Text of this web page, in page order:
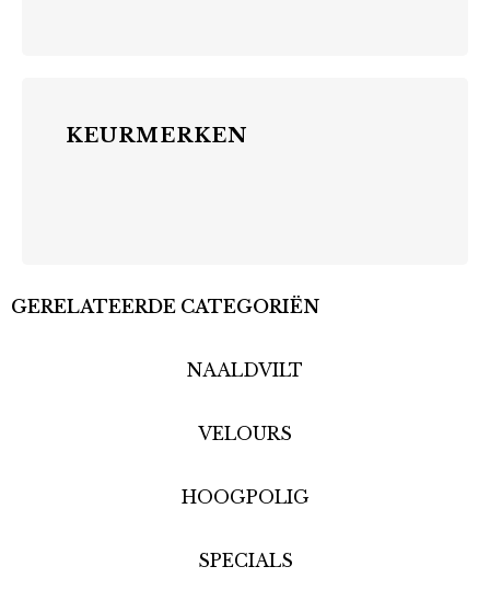
KEURMERKEN
GERELATEERDE CATEGORIËN
NAALDVILT
VELOURS
HOOGPOLIG
SPECIALS